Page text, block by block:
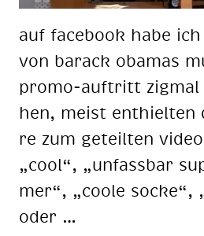
auf face­book habe
von ba­rack oba­mas
pro­mo-auf­tritt
hen, meist
re zum ge­teil­ten
„cool“, „un­fass­bar
mer“, „coo­le so­cke“,
oder …